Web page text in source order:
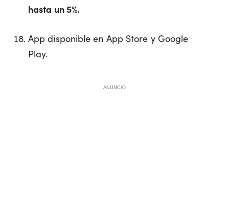
hasta un 5%.
App disponible en App Store y Google
Play.
ANUNCIO